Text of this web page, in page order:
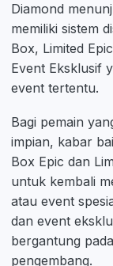
Diamond
memiliki sistem
Box, Limited
Event Eksklusif
event tertentu.
Bagi pemain
impian, kabar
Box Epic dan
untuk kembali
atau event
dan event
bergantung
pengembang.